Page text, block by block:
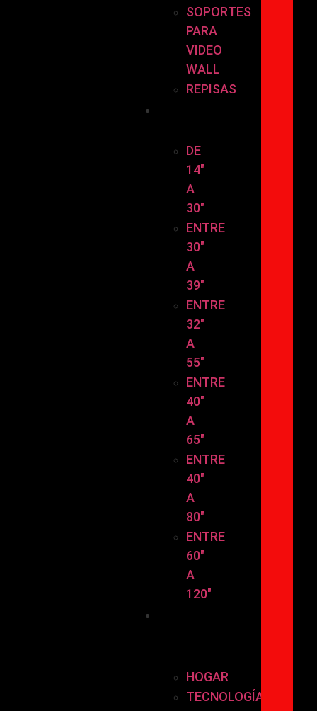
SOPORTES
PARA
VIDEO
WALL
REPISAS
DE
14″
A
30″
ENTRE
30″
A
39″
ENTRE
32″
A
55″
ENTRE
40″
A
65″
ENTRE
40″
A
80″
ENTRE
60″
A
120″
HOGAR
TECNOLOGÍA